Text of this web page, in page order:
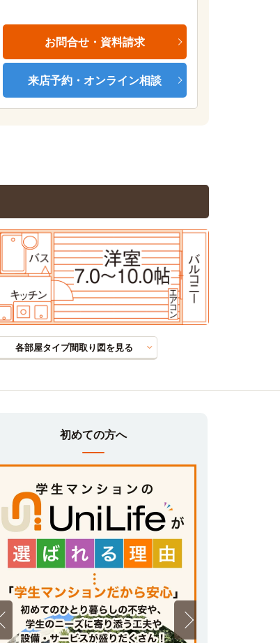
お問合せ・資料請求
来店予約・オンライン相談
各部屋タイプ間取り図を見る
初めての方へ